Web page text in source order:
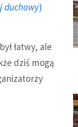
duchowy)
łatwy, ale
dziś mogą